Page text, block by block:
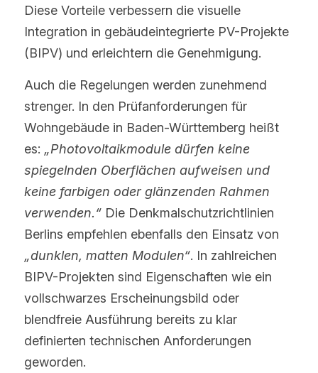
Diese Vorteile verbessern die visuelle
Integration in gebäudeintegrierte PV-Projekte
(BIPV) und erleichtern die Genehmigung.
Auch die Regelungen werden zunehmend
strenger. In den Prüfanforderungen für
Wohngebäude in Baden-Württemberg heißt
es: „Photovoltaikmodule dürfen keine
spiegelnden Oberflächen aufweisen und
keine farbigen oder glänzenden Rahmen
verwenden.“ Die Denkmalschutzrichtlinien
„dunklen, matten Modulen“. In zahlreichen
BIPV-Projekten sind Eigenschaften wie ein
vollschwarzes Erscheinungsbild oder
blendfreie Ausführung bereits zu klar
definierten technischen Anforderungen
geworden.